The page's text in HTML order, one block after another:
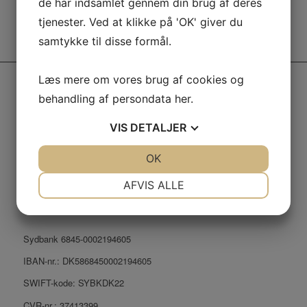
PANORAMA TRAVEL APS
Lombjergevej 1, 5750 Ringe, Danmark
Sydbank 6845-0002194605
IBAN-nr.: DK5868450002194605
SWIFT-kode: SYBKDK22
de har indsamlet gennem din brug af deres
tjenester. Ved at klikke på 'OK' giver du
samtykke til disse formål.
Læs mere om vores brug af cookies og
behandling af persondata her.
VIS DETALJER
AFVIS ALLE
OK